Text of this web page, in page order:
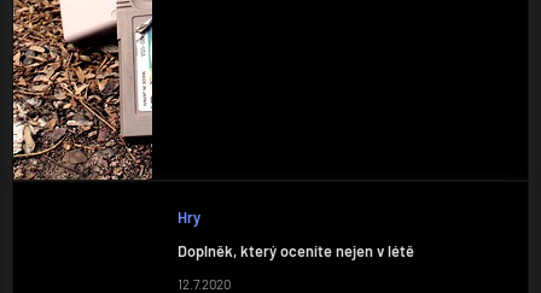
Hry
Doplněk, který oceníte nejen v létě
12.7.2020